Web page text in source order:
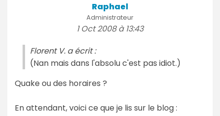
Raphael
Administrateur
1 Oct 2008 à 13:43
Florent V. a écrit :
(Nan mais dans l'absolu c'est pas idiot.)
Quake ou des horaires ?
En attendant, voici ce que je lis sur le blog :